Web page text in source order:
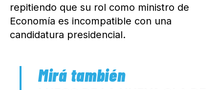
repitiendo que su rol como ministro de
Economía es incompatible con una
candidatura presidencial.